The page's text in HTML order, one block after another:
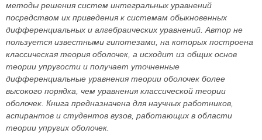
методы решения систем интегральных уравнений
посредством их приведения к системам обыкновенных
дифференциальных и алгебраических уравнений. Автор не
пользуется известными гипотезами, на которых построена
классическая теория оболочек, а исходит из общих основ
теории упругости и получает уточненные
дифференциальные уравнения теории оболочек более
высокого порядка, чем уравнения классической теории
оболочек. Книга предназначена для научных работников,
аспирантов и студентов вузов, работающих в области
теории упругих оболочек.